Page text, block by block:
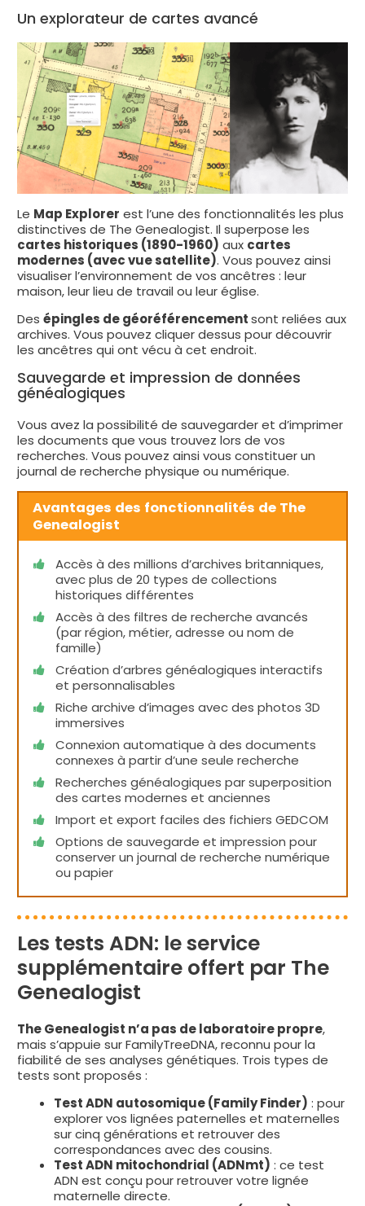
Un explorateur de cartes avancé
Le Map Explorer est l’une des fonctionnalités les plus
distinctives de The Genealogist. Il superpose les
cartes historiques (1890-1960) aux cartes
modernes (avec vue satellite). Vous pouvez ainsi
visualiser l’environnement de vos ancêtres : leur
maison, leur lieu de travail ou leur église.
Des épingles de géoréférencementsont reliées aux
archives. Vous pouvez cliquer dessus pour découvrir
les ancêtres qui ont vécu à cet endroit.
Sauvegarde et impression de données
généalogiques
Vous avez la possibilité de sauvegarder et d’imprimer
les documents que vous trouvez lors de vos
recherches. Vous pouvez ainsi vous constituer un
journal de recherche physique ou numérique.
Avantages des fonctionnalités de The
Genealogist
Accès à des millions d’archives britanniques,
avec plus de 20 types de collections
historiques différentes
Accès à des filtres de recherche avancés
(par région, métier, adresse ou nom de
famille)
Création d’arbres généalogiques interactifs
et personnalisables
Riche archive d’images avec des photos 3D
immersives
Connexion automatique à des documents
connexes à partir d’une seule recherche
Recherches généalogiques par superposition
des cartes modernes et anciennes
Import et export faciles des fichiers GEDCOM
Options de sauvegarde et impression pour
conserver un journal de recherche numérique
ou papier
Les tests ADN: le service
supplémentaire offert par The
Genealogist
The Genealogist n’a pas de laboratoire propre,
mais s’appuie sur FamilyTreeDNA, reconnu pour la
fiabilité de ses analyses génétiques. Trois types de
tests sont proposés :
Test ADN autosomique (Family Finder) : pour
explorer vos lignées paternelles et maternelles
sur cinq générations et retrouver des
correspondances avec des cousins.
Test ADN mitochondrial (ADNmt) : ce test
ADN est conçu pour retrouver votre lignée
maternelle directe.